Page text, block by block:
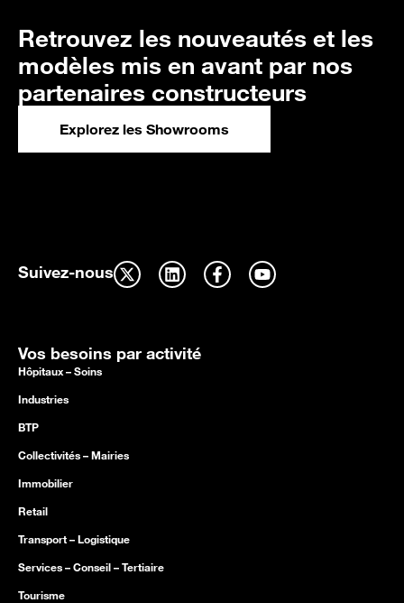
Retrouvez les nouveautés et les
modèles mis en avant par nos
partenaires constructeurs
Explorez les Showrooms
Suivez-nous
Vos besoins par activité
Hôpitaux – Soins
Industries
BTP
Collectivités – Mairies
Immobilier
Retail
Transport – Logistique
Services – Conseil – Tertiaire
Tourisme